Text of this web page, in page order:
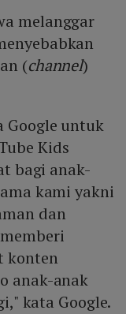
melanggar
(channel)
Google untuk
Kids
bagi anak-
kami yakni
dan
konten
anak-anak
kata Google.